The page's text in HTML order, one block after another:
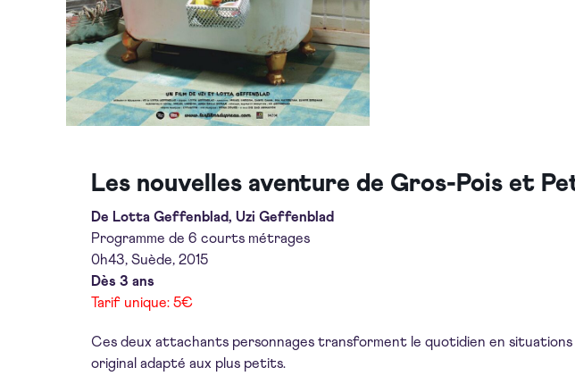
Les nouvelles aventure de Gros-Pois et
De Lotta Geffenblad, Uzi Geffenblad
Programme de 6 courts métrages
0h43, Suède, 2015
Dès 3 ans
Tarif unique: 5€
Ces deux attachants personnages transforment le quotidien en
original adapté aux plus petits.